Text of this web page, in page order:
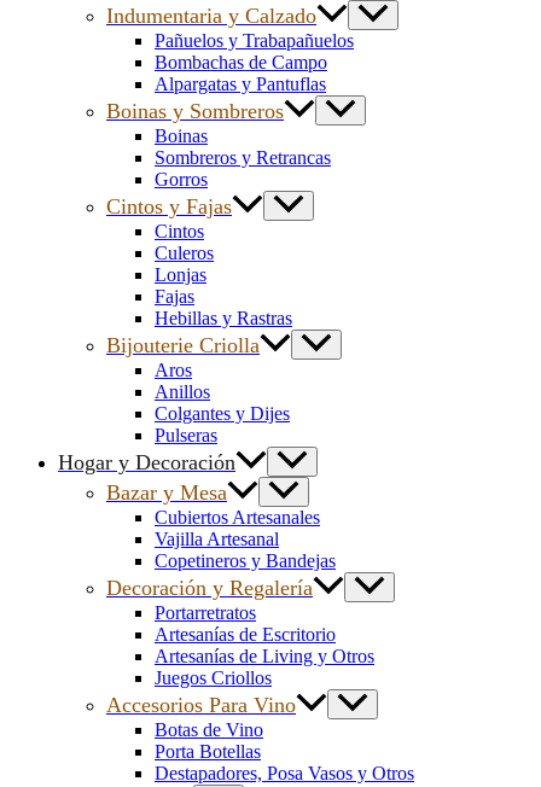
Indumentaria y Calzado
Pañuelos y Trabapañuelos
Bombachas de Campo
Alpargatas y Pantuflas
Boinas y Sombreros
Boinas
Sombreros y Retrancas
Gorros
Cintos y Fajas
Cintos
Culeros
Lonjas
Fajas
Hebillas y Rastras
Bijouterie Criolla
Aros
Anillos
Colgantes y Dijes
Pulseras
Hogar y Decoración
Bazar y Mesa
Cubiertos Artesanales
Vajilla Artesanal
Copetineros y Bandejas
Decoración y Regalería
Portarretratos
Artesanías de Escritorio
Artesanías de Living y Otros
Juegos Criollos
Accesorios Para Vino
Botas de Vino
Porta Botellas
Destapadores, Posa Vasos y Otros